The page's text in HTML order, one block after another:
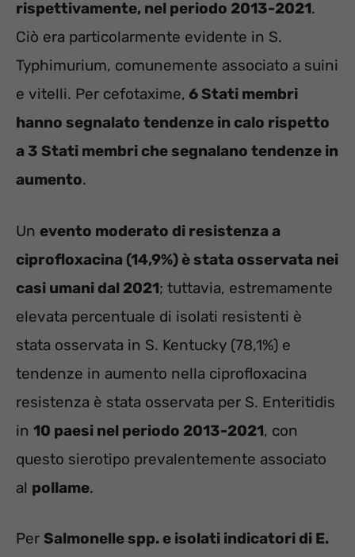
rispettivamente, nel periodo 2013-2021.
Ciò era particolarmente evidente in S.
Typhimurium, comunemente associato a suini
e vitelli. Per cefotaxime, 6 Stati membri
hanno segnalato tendenze in calo rispetto
a 3 Stati membri che segnalano tendenze in
aumento.
Un evento moderato di resistenza a
ciprofloxacina (14,9%) è stata osservata nei
casi umani dal 2021; tuttavia, estremamente
elevata percentuale di isolati resistenti è
stata osservata in S. Kentucky (78,1%) e
tendenze in aumento nella ciprofloxacina
resistenza è stata osservata per S. Enteritidis
in 10 paesi nel periodo 2013-2021, con
questo sierotipo prevalentemente associato
al pollame.
Per Salmonelle spp. e isolati indicatori di E.